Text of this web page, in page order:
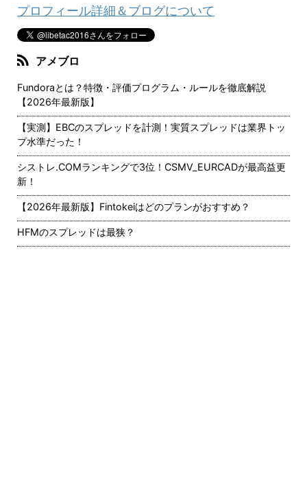
プロフィール詳細＆ブログについて
アメブロ
Fundoraとは？特徴・評価プログラム・ルールを徹底解説
【2026年最新版】
【実測】EBCのスプレッドを計測！実質スプレッドは業界トッ
プ水準だった！
シストレ.COMランキングで3位！CSMV_EURCADが最高益更
新！
【2026年最新版】Fintokeiはどのプランがおすすめ？
HFMのスプレッドは最狭？